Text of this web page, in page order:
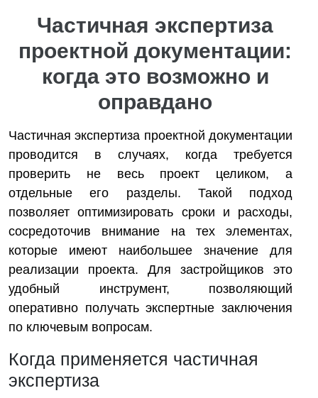
Частичная экспертиза
проектной документации:
когда это возможно и
оправдано
Частичная экспертиза проектной документации
проводится в случаях, когда требуется
проверить не весь проект целиком, а
отдельные его разделы. Такой подход
позволяет оптимизировать сроки и расходы,
сосредоточив внимание на тех элементах,
которые имеют наибольшее значение для
реализации проекта. Для застройщиков это
удобный инструмент, позволяющий
оперативно получать экспертные заключения
по ключевым вопросам.
Когда применяется частичная
экспертиза